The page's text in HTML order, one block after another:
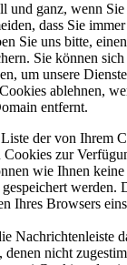
und ganz, wenn
dass Sie
Sie uns bitte,
Sie können
um unsere
ablehnen,
entfernt.
der von Ihrem
Cookies zur
wie Ihnen
werden.
Ihres Browsers
Nachrichtenleiste
nicht